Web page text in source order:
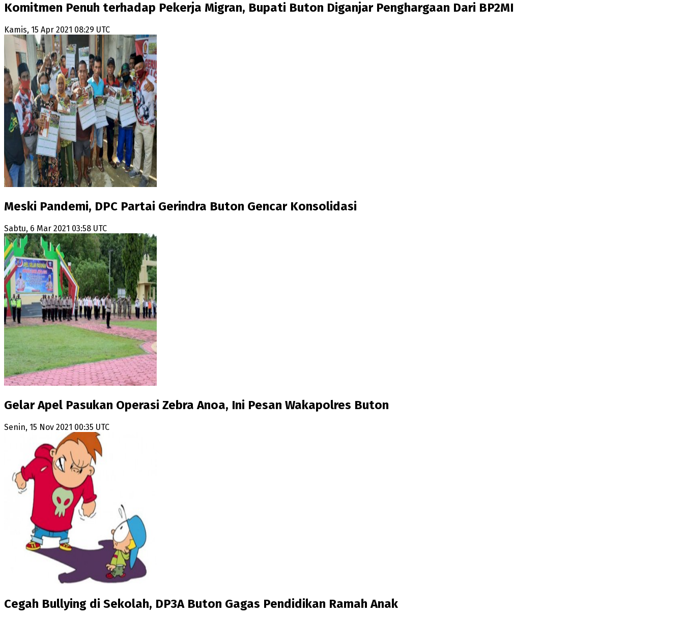
Komitmen Penuh terhadap Pekerja Migran, Bupati Buton Diganjar Penghargaan Dari BP2MI
Kamis, 15 Apr 2021 08:29 UTC
Meski Pandemi, DPC Partai Gerindra Buton Gencar Konsolidasi
Sabtu, 6 Mar 2021 03:58 UTC
Gelar Apel Pasukan Operasi Zebra Anoa, Ini Pesan Wakapolres Buton
Senin, 15 Nov 2021 00:35 UTC
Cegah Bullying di Sekolah, DP3A Buton Gagas Pendidikan Ramah Anak